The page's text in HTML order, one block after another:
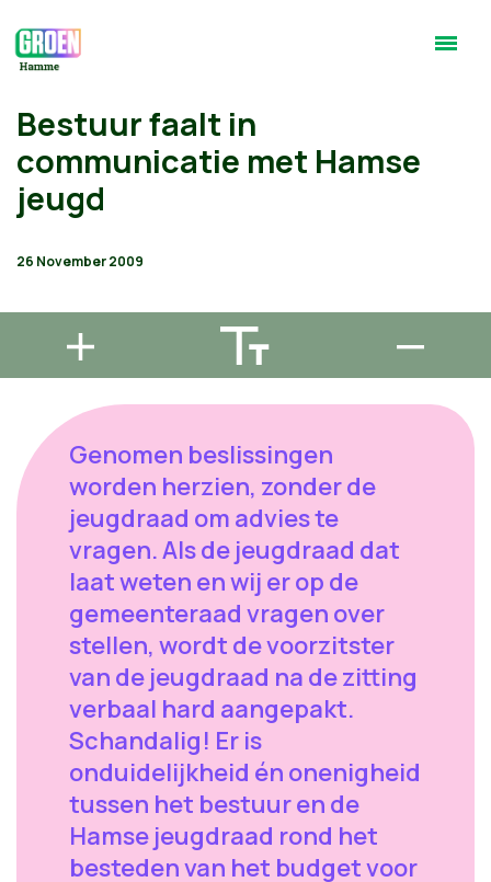
Bestuur faalt in
communicatie met Hamse
jeugd
26 November 2009
Genomen beslissingen
worden herzien, zonder de
jeugdraad om advies te
vragen. Als de jeugdraad dat
laat weten en wij er op de
gemeenteraad vragen over
stellen, wordt de voorzitster
van de jeugdraad na de zitting
verbaal hard aangepakt.
Schandalig! Er is
onduidelijkheid én onenigheid
tussen het bestuur en de
Hamse jeugdraad rond het
besteden van het budget voor